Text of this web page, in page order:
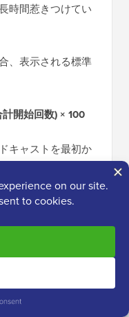
時間惹きつけてい
、表示される標準
開始回数) × 100
キャストを最初か
けるのでしょう
リーを語ったり、
なたが会話に参加
るからであること